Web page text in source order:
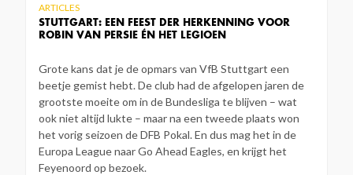
STUTTGART: EEN FEEST DER HERKENNING VOOR
ROBIN VAN PERSIE ÉN HET LEGIOEN
ARTICLES
Grote kans dat je de opmars van VfB Stuttgart een
beetje gemist hebt. De club had de afgelopen jaren de
grootste moeite om in de Bundesliga te blijven – wat
ook niet altijd lukte – maar na een tweede plaats won
het vorig seizoen de DFB Pokal. En dus mag het in de
Europa League naar Go Ahead Eagles, en krijgt het
Feyenoord op bezoek.